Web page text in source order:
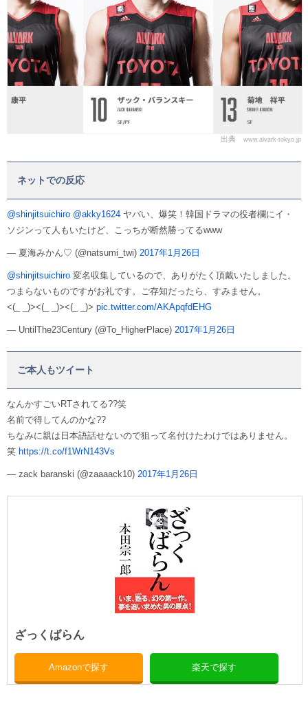
出典 www.alvark-tokyo.jp
ネットでの反応
@shinjitsuichiro @akky1624 ヤバい、爆笑！韓国ドラマの役者欄にイ・
ソジンって人もいたけど、こっちが断然勝ってるwww
— 夏海みかん♡ (@natsumi_twi) 2017年1月26日
@shinjitsuichiro 変名収集しているので、ありがたく頂戴いたしました。
つまらないものですがお礼です。ご存知だったら、すみません。
<(_ _)><(_ _)><(_ _)> pic.twitter.com/AKApqfdEHG
— UntilThe23Century (@To_HigherPlace) 2017年1月26日
ご本人もツイート
なんかすごいRTされてる??笑
名前で得してんのかな??
ちなみに親は日本語話せないので狙って名付けたわけではありません。
笑 https://t.co/f1WrN143Vs
— zack baranski (@zaaaack10) 2017年1月26日
ざっくばらん
Amazonで探す 楽天で探す